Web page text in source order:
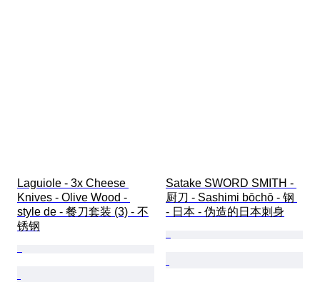
Laguiole - 3x Cheese
Knives - Olive Wood -
style de - 餐刀套装 (3) - 不
锈钢
Satake SWORD SMITH -
厨刀 - Sashimi bōchō - 钢
- 日本 - 伪造的日本刺身